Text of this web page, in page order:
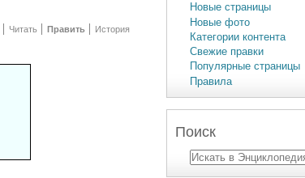
Читать Править История
Новые страницы
Новые фото
Категории контента
Свежие правки
Популярные страницы
Правила
Поиск